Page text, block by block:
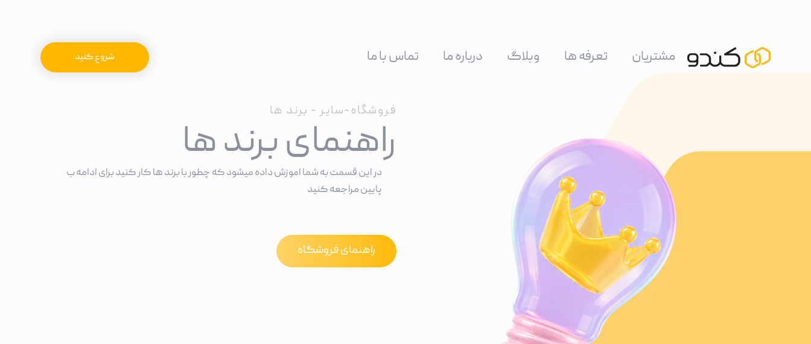
شروع کنید مشتریان تعرفه ها وبلاگ درباره ما تماس با ما
فروشگاه-سایر - برند ها
راهنمای برند ها
در این قسمت به شما اموزش داده میشود که چطور با برند ها کار کنید برای ادامه ب
پایین مراجعه کنید
راهنمای فروشگاه